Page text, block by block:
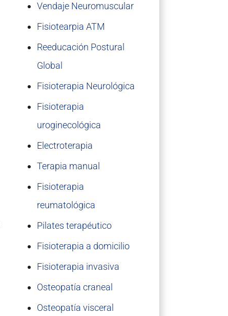
Vendaje Neuromuscular
Fisiotearpia ATM
Reeducación Postural
Global
Fisioterapia Neurológica
Fisioterapia
uroginecológica
Electroterapia
Terapia manual
Fisioterapia
reumatológica
Pilates terapéutico
Fisioterapia a domicilio
Fisioterapia invasiva
Osteopatía craneal
Osteopatía visceral